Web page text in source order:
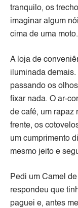
tranquilo, os
imaginar algum
cima de uma moto.
A loja de
iluminada
passando os
fixar nada. O ar-
de café, um rapaz
frente, os
um cumprimento
mesmo jeito e
Pedi um Camel
respondeu que
paguei e, antes